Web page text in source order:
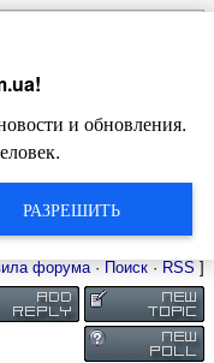
форума· Поиск · RSS ]
!
и обновления.
РАЗРЕШИТЬ